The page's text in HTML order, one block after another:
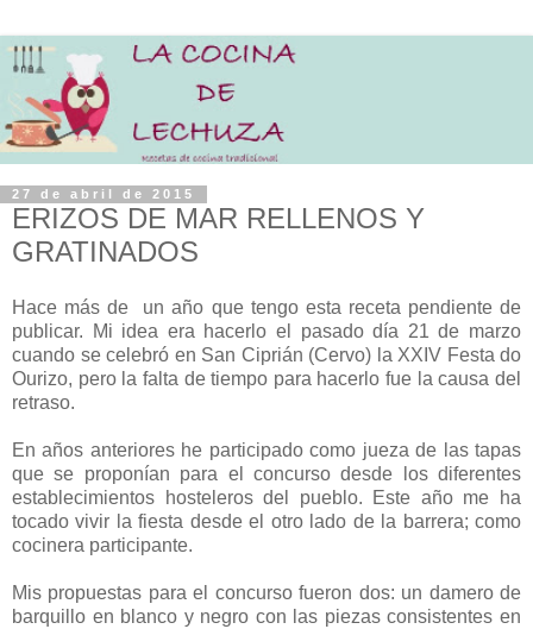
27 de abril de 2015
ERIZOS DE MAR RELLENOS Y
GRATINADOS
Hace más de un año que tengo esta receta pendiente de
publicar. Mi idea era hacerlo el pasado día 21 de marzo
cuando se celebró en San Ciprián (Cervo) la XXIV Festa do
Ourizo, pero la falta de tiempo para hacerlo fue la causa del
retraso.
En años anteriores he participado como jueza de las tapas
que se proponían para el concurso desde los diferentes
establecimientos hosteleros del pueblo. Este año me ha
tocado vivir la fiesta desde el otro lado de la barrera; como
cocinera participante.
Mis propuestas para el concurso fueron dos: un damero de
barquillo en blanco y negro con las piezas consistentes en